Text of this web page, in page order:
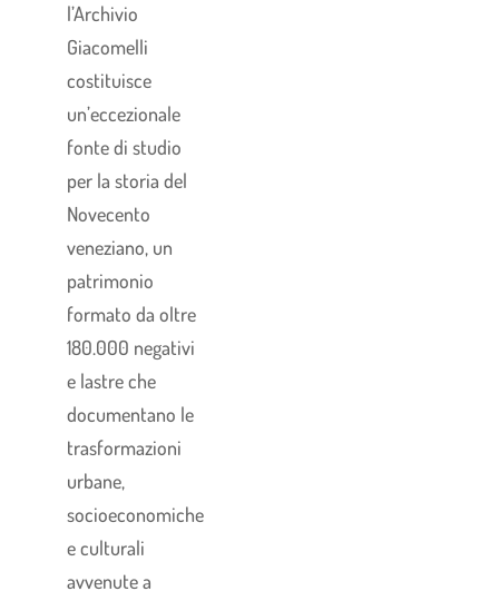
l’Archivio
Giacomelli
costituisce
un’eccezionale
fonte di studio
per la storia del
Novecento
veneziano, un
patrimonio
formato da oltre
180.000 negativi
e lastre che
documentano le
trasformazioni
urbane,
socioeconomiche
e culturali
avvenute a